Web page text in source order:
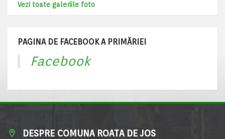
Vezi toate galeriile foto
PAGINA DE FACEBOOK A PRIMĂRIEI
Facebook
DESPRE COMUNA ROATA DE JOS